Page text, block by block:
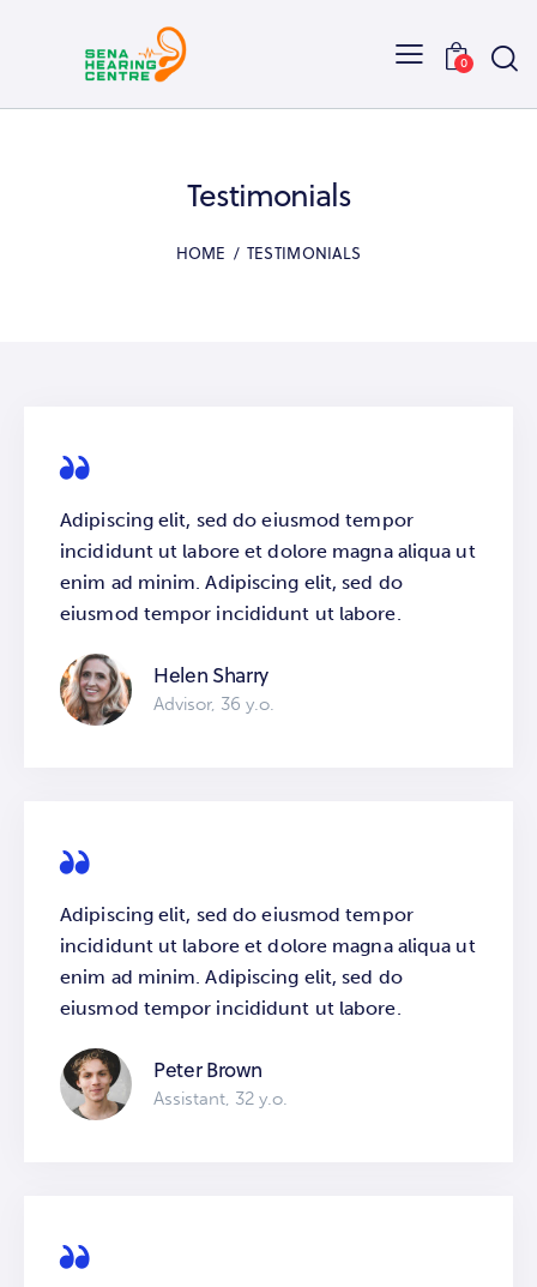
0
Testimonials
HOME TESTIMONIALS
Adipiscing elit, sed do eiusmod tempor
incididunt ut labore et dolore magna aliqua ut
enim ad minim. Adipiscing elit, sed do
eiusmod tempor incididunt ut labore.
Helen Sharry
Advisor, 36 y.o.
Adipiscing elit, sed do eiusmod tempor
incididunt ut labore et dolore magna aliqua ut
enim ad minim. Adipiscing elit, sed do
eiusmod tempor incididunt ut labore.
Peter Brown
Assistant, 32 y.o.